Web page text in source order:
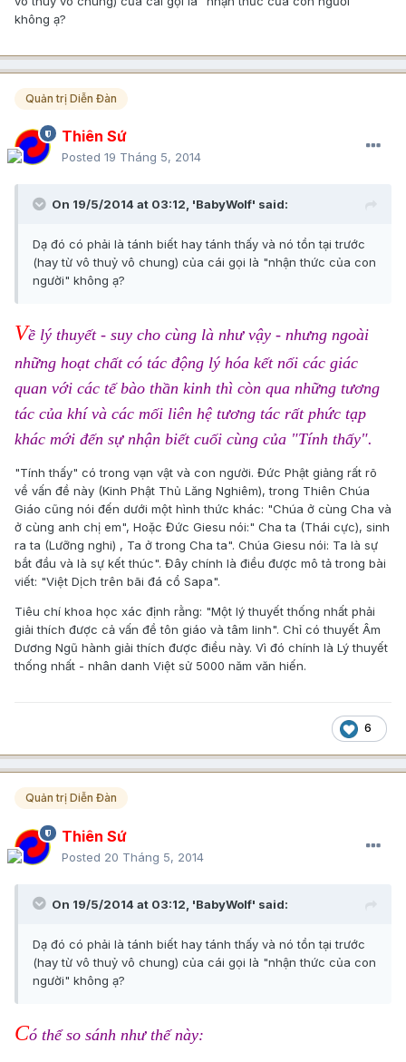
không ạ?
Quản trị Diễn Đàn
Thiên Sứ
Posted 19 Tháng 5, 2014
On 19/5/2014 at 03:12, 'BabyWolf' said:
Dạ đó có phải là tánh biết hay tánh thấy và nó tồn tại trước
(hay từ vô thuỷ vô chung) của cái gọi là "nhận thức của con
người" không ạ?
Về lý thuyết - suy cho cùng là như vậy - nhưng ngoài
những hoạt chất có tác động lý hóa kết nối các giác
quan với các tế bào thần kinh thì còn qua những tương
tác của khí và các mối liên hệ tương tác rất phức tạp
khác mới đến sự nhận biết cuối cùng của "Tính thấy".
"Tính thấy" có trong vạn vật và con người. Đức Phật giảng rất rõ
về vấn đề này (Kinh Phật Thủ Lăng Nghiêm), trong Thiên Chúa
Giáo cũng nói đến dưới một hình thức khác: "Chúa ở cùng Cha và
ở cùng anh chị em", Hoặc Đức Giesu nói:" Cha ta (Thái cực), sinh
ra ta (Lưỡng nghi) , Ta ở trong Cha ta". Chúa Giesu nói: Ta là sự
bắt đầu và là sự kết thúc". Đây chính là điều được mô tả trong bài
viết: "Việt Dịch trên bãi đá cổ Sapa".
Tiêu chí khoa học xác định rằng: "Một lý thuyết thống nhất phải
giải thích được cả vấn đề tôn giáo và tâm linh". Chỉ có thuyết Âm
Dương Ngũ hành giải thích được điều này. Vì đó chính là Lý thuyết
thống nhất - nhân danh Việt sử 5000 năm văn hiến.
6
Quản trị Diễn Đàn
Thiên Sứ
Posted 20 Tháng 5, 2014
On 19/5/2014 at 03:12, 'BabyWolf' said:
Dạ đó có phải là tánh biết hay tánh thấy và nó tồn tại trước
(hay từ vô thuỷ vô chung) của cái gọi là "nhận thức của con
người" không ạ?
Có thể so sánh như thế này: